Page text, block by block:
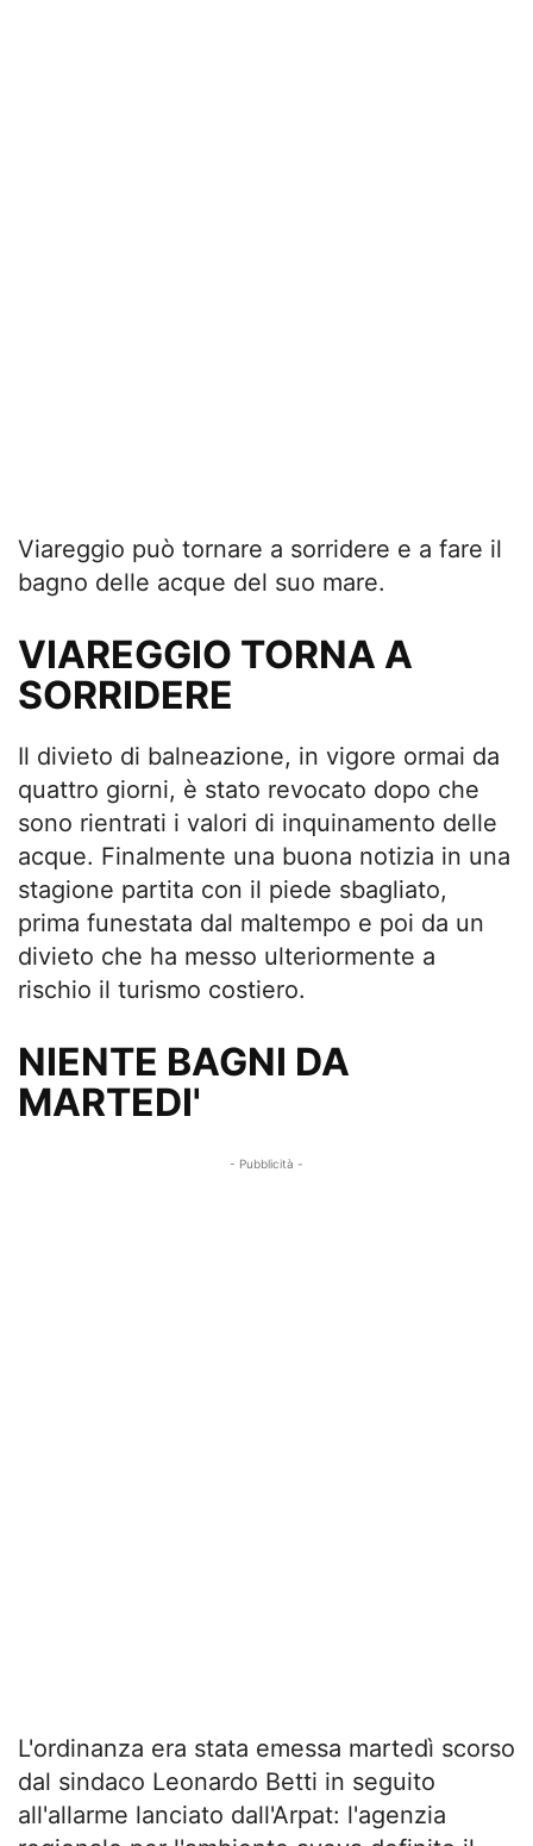
Viareggio può tornare a sorridere e a fare il
bagno delle acque del suo mare.
VIAREGGIO TORNA A
SORRIDERE
Il divieto di balneazione, in vigore ormai da
quattro giorni, è stato revocato dopo che
sono rientrati i valori di inquinamento delle
acque. Finalmente una buona notizia in una
stagione partita con il piede sbagliato,
prima funestata dal maltempo e poi da un
divieto che ha messo ulteriormente a
rischio il turismo costiero.
NIENTE BAGNI DA
MARTEDI'
- Pubblicità -
L'ordinanza era stata emessa martedì scorso
dal sindaco Leonardo Betti in seguito
all'allarme lanciato dall'Arpat: l'agenzia